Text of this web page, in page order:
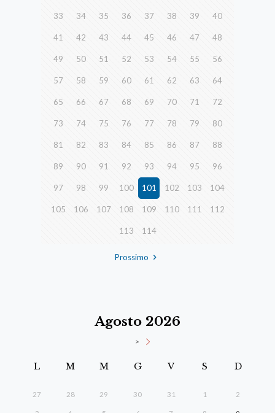
33 34 35 36 37 38 39 40
41 42 43 44 45 46 47 48
49 50 51 52 53 54 55 56
57 58 59 60 61 62 63 64
65 66 67 68 69 70 71 72
73 74 75 76 77 78 79 80
81 82 83 84 85 86 87 88
89 90 91 92 93 94 95 96
97 98 99 100 101 102 103 104
105 106 107 108 109 110 111 112
113 114
Prossimo
Agosto 2026
>
L M M G V S D
27 28 29 30 31 1 2